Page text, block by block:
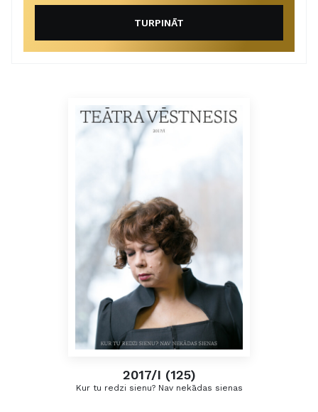
TURPINĀT
2017/I (125)
Kur tu redzi sienu? Nav nekādas sienas